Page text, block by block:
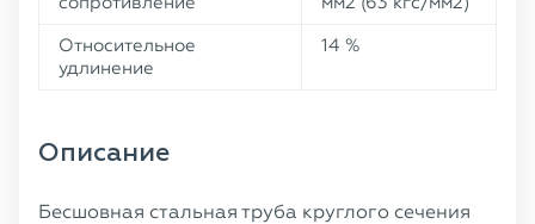
Относительное
удлинение
14 %
Описание
Бесшовная стальная труба круглого сечения